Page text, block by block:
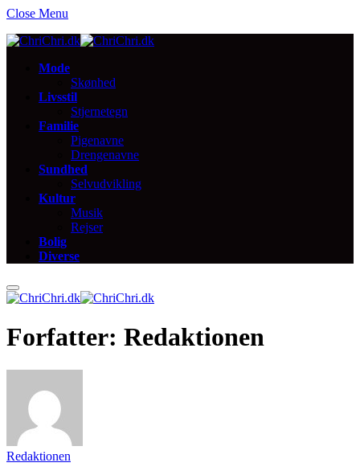
Close Menu
Mode
Skønhed
Livsstil
Stjernetegn
Familie
Pigenavne
Drengenavne
Sundhed
Selvudvikling
Kultur
Musik
Rejser
Bolig
Diverse
Forfatter: Redaktionen
Redaktionen